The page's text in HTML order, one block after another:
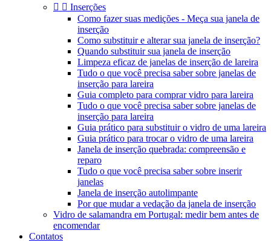
  Inserções
Como fazer suas medições - Meça sua janela de
inserção
Como substituir e alterar sua janela de inserção?
Quando substituir sua janela de inserção
Limpeza eficaz de janelas de inserção de lareira
Tudo o que você precisa saber sobre janelas de
inserção para lareira
Guia completo para comprar vidro para lareira
Tudo o que você precisa saber sobre janelas de
inserção para lareira
Guia prático para substituir o vidro de uma lareira
Guia prático para trocar o vidro de uma lareira
Janela de inserção quebrada: compreensão e
reparo
Tudo o que você precisa saber sobre inserir
janelas
Janela de inserção autolimpante
Por que mudar a vedação da janela de inserção
Vidro de salamandra em Portugal: medir bem antes de
encomendar
Contatos